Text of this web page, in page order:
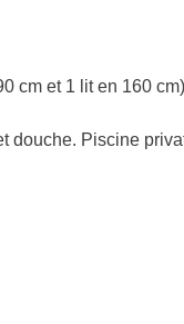
cm et 1 lit en 160
douche. Piscine